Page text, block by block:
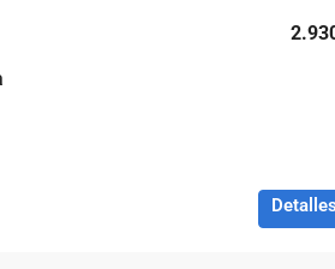
Detalles